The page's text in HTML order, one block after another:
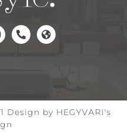
Design by HEGYVARI's